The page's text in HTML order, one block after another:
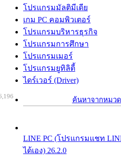
โปรแกรมมัลติมีเดีย
เกม PC คอมพิวเตอร์
โปรแกรมบริหารธุรกิจ
โปรแกรมการศึกษา
โปรแกรมเมอร์
โปรแกรมยูทิลิตี้
ไดร์เวอร์ (Driver)
ค้นหาจากหมว
LINE PC (โปรแกรมแชท
ได้เอง) 26.2.0